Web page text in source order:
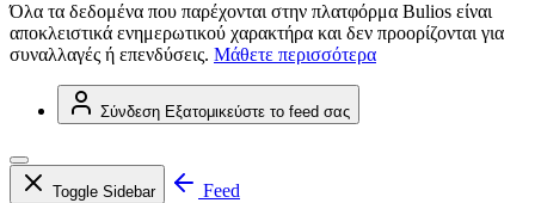
Όλα τα δεδομένα που παρέχονται στην πλατφόρμα Bulios είναι
αποκλειστικά ενημερωτικού χαρακτήρα και δεν προορίζονται για
συναλλαγές ή επενδύσεις. Μάθετε περισσότερα
Σύνδεση Εξατομικεύστε το feed σας
Toggle Sidebar
Feed